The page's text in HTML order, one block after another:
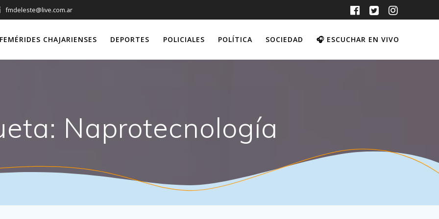
fmdeleste@live.com.ar
CHAJARIENSES DEPORTES POLICIALES POLÍTICA SOCIEDAD 🎧 ESCUCHAR EN VIVO
Naprotecnología